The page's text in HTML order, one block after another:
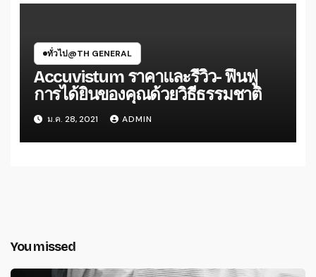
ทั่วไป@TH GENERAL
Accuvistum ราคาและรีวิว- ฟื้นฟู
การได้ยินของคุณด้วยวิธีธรรมชาติ
ม.ค. 28, 2021 ADMIN
You missed